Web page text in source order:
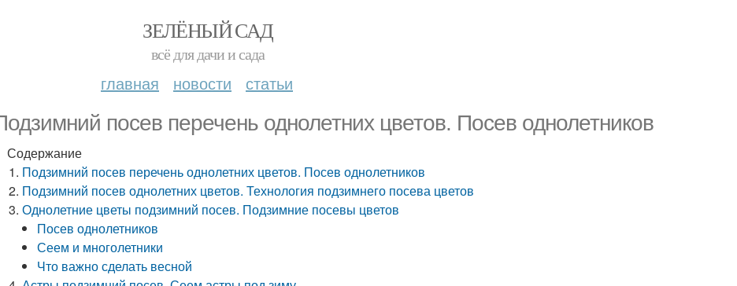
ЗЕЛЁНЫЙ САД
всё для дачи и сада
главная новости статьи
посев перечень однолетних цветов. Посев однолетников
Содержание
Подзимний посев перечень однолетних цветов. Посев однолетников
Подзимний посев однолетних цветов. Технология подзимнего посева цветов
Однолетние цветы подзимний посев. Подзимние посевы цветов
Посев однолетников
Сеем и многолетники
Что важно сделать весной